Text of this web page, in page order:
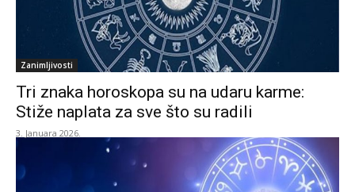
Zanimljivosti
Tri znaka horoskopa su na udaru karme:
Stiže naplata za sve što su radili
3. Januara 2026.